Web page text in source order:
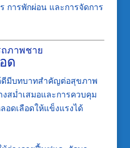
การพักผ่อน และการจัดการ
ภาพชาย
ด
ดีมีบทบาทสำคัญต่อสุขภาพ
สม่ำเสมอและการควบคุม
อดเลือดให้แข็งแรงได้